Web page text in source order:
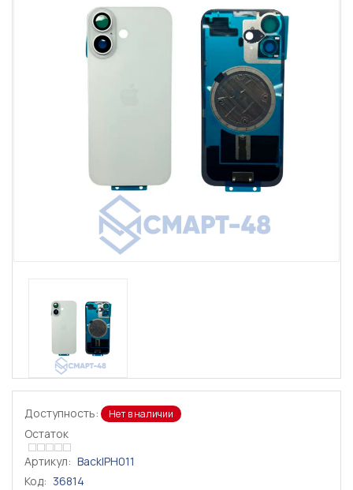
Доступность: Нет в наличии
Остаток
Артикул: BackIPH011
Код: 36814